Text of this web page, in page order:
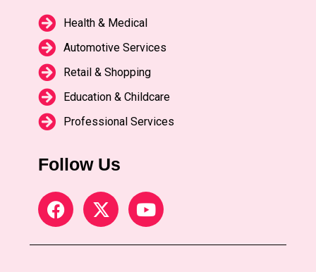
Health & Medical
Automotive Services
Retail & Shopping
Education & Childcare
Professional Services
Follow Us